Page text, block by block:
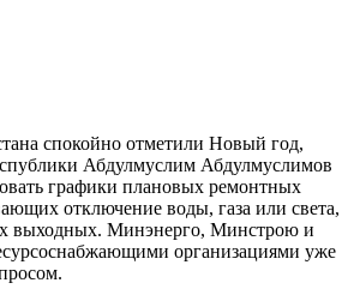
спокойно отметили Новый год,
Абдулмуслим Абдулмуслимов
графики плановых ремонтных
отключение воды, газа или света,
выходных. Минэнерго, Минстрою и
организациями уже